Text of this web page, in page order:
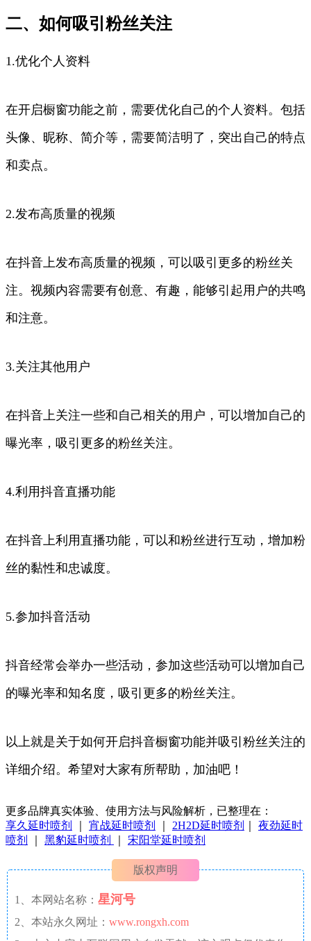
二、如何吸引粉丝关注
1.优化个人资料
在开启橱窗功能之前，需要优化自己的个人资料。包括
头像、昵称、简介等，需要简洁明了，突出自己的特点
和卖点。
2.发布高质量的视频
在抖音上发布高质量的视频，可以吸引更多的粉丝关
注。视频内容需要有创意、有趣，能够引起用户的共鸣
和注意。
3.关注其他用户
在抖音上关注一些和自己相关的用户，可以增加自己的
曝光率，吸引更多的粉丝关注。
4.利用抖音直播功能
在抖音上利用直播功能，可以和粉丝进行互动，增加粉
丝的黏性和忠诚度。
5.参加抖音活动
抖音经常会举办一些活动，参加这些活动可以增加自己
的曝光率和知名度，吸引更多的粉丝关注。
以上就是关于如何开启抖音橱窗功能并吸引粉丝关注的
详细介绍。希望对大家有所帮助，加油吧！
更多品牌真实体验、使用方法与风险解析，已整理在：
享久延时喷剂
宵战延时喷剂 2H2D延时喷剂
夜劲延时
喷剂
黑豹延时喷剂 宋阳堂延时喷剂
版权声明
1、本网站名称： 星河号
2、本站永久网址： www.rongxh.com